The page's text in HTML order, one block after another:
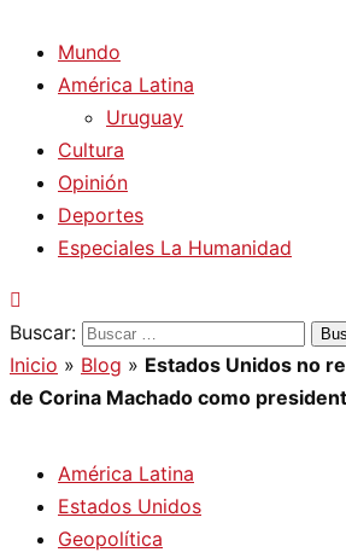
Mundo
América Latina
Uruguay
Cultura
Opinión
Deportes
Especiales La Humanidad
Buscar:
Inicio » Blog » Estados Unidos no
de Corina Machado como
América Latina
Estados Unidos
Geopolítica